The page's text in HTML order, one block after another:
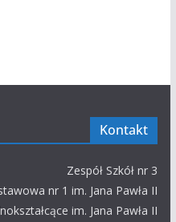
Kontakt
Zespół Szkół nr 3
nr 1 im. Jana Pawła II
im. Jana Pawła II